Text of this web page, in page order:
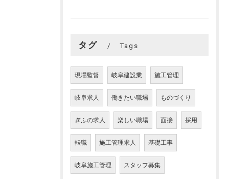
タグ Tags
現場監督 岐阜建設業 施工管理
岐阜求人 働きたい職場 ものづくり
ぎふの求人 楽しい職場 面接 採用
転職 施工管理求人 基礎工事
岐阜施工管理 スタッフ募集